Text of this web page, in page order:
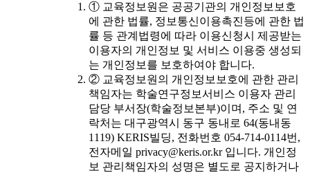
① 교육정보원은 공공기관의 개인정보보호
에 관한 법률, 정보통신이용촉진등에 관한 법
률 등 관계법령에 따라 이용신청시 제공받는
이용자의 개인정보 및 서비스 이용중 생성되
는 개인정보를 보호하여야 합니다.
② 교육정보원의 개인정보보호에 관한 관리
책임자는 학술연구정보서비스 이용자 관리
담당 부서장(학술정보본부)이며, 주소 및 연
락처는 대구광역시 동구 동내로 64(동내동
1119) KERIS빌딩, 전화번호 054-714-0114번,
전자메일 privacy@keris.or.kr 입니다. 개인정
보 관리책임자의 성명은 별도로 공지하거나